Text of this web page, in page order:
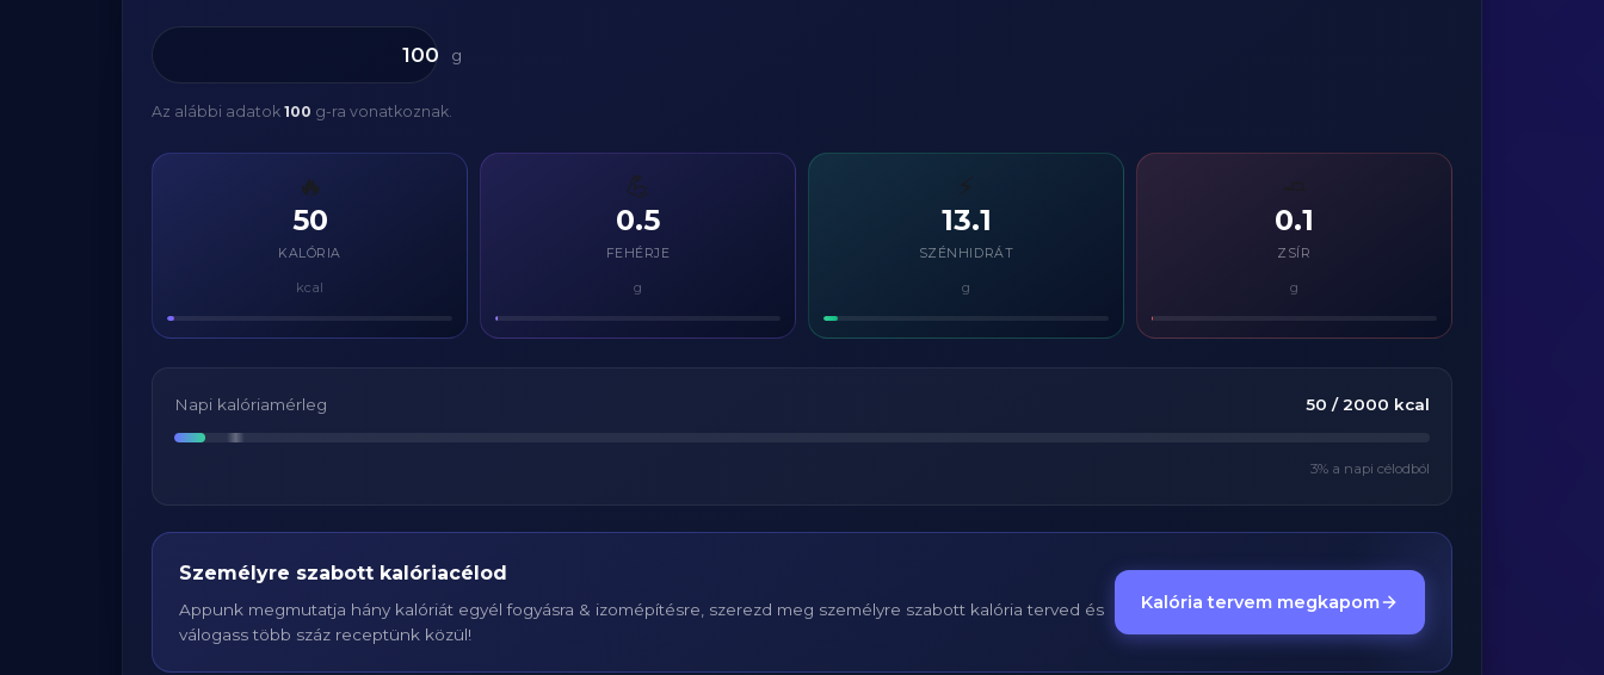
g
Az alábbi adatok 100 g-ra vonatkoznak.
🔥
50
KALÓRIA
kcal
💪
0.5
FEHÉRJE
g
⚡
13.1
SZÉNHIDRÁT
g
0.1
ZSÍR
g
Napi kalóriamérleg 50 / 2000 kcal
3% a napi célodból
Személyre szabott kalóriacélod
Appunk megmutatja hány kalóriát egyél fogyásra & izomépítésre, szerezd meg személyre szabott kalória terved és
válogass több száz receptünk közül!
Kalória tervem megkapom